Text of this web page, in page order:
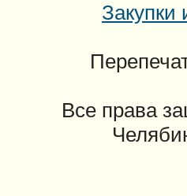
Закупки
Все права